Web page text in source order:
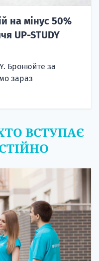
на мінус 50%
UP-STUDY
Бронюйте за
зараз
ВСТУПАЄ